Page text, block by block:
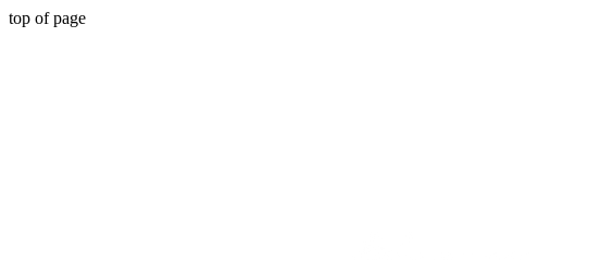
top of page